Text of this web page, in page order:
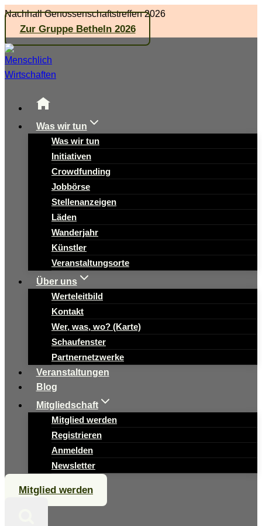
Zum
Inhalt
springen
Nachhall Genossenschaftstreffen 2026
Zur Gruppe Betheln 2026
Was wir tun
Was wir tun
Initiativen
Crowdfunding
Jobbörse
Stellenanzeigen
Läden
Wanderjahr
Künstler
Veranstaltungsorte
Über uns
Werteleitbild
Kontakt
Wer, was, wo? (Karte)
Schaufenster
Partnernetzwerke
Veranstaltungen
Blog
Mitgliedschaft
Mitglied werden
Registrieren
Anmelden
Newsletter
Mitglied werden